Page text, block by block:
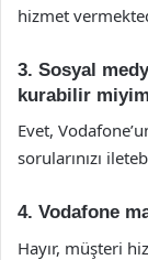
hizmet
3. Sosyal
kurabilir
Evet,
sorularınızı
4. Vodafone
Hayır, müşteri